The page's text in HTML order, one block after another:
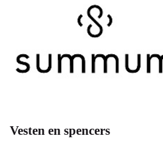
Vesten en spencers